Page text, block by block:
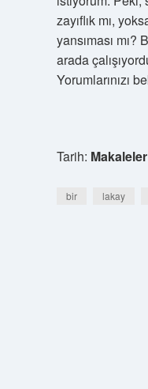
zayıflık mı,
yansıması
arada
Yorumlarınızı
Tarih: Makaleler
bir lakay